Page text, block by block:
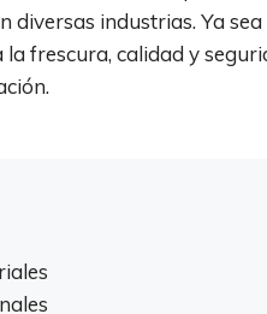
industrias. Ya sea
frescura, calidad y